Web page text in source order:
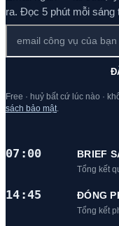
ra. Đọc 5 phút mỗi
Free · huỷ bất cứ lúc nào ·
sách bảo mật
07:00 BRIEF
Tổng kết
14:45 ĐÓNG
Tổng kết